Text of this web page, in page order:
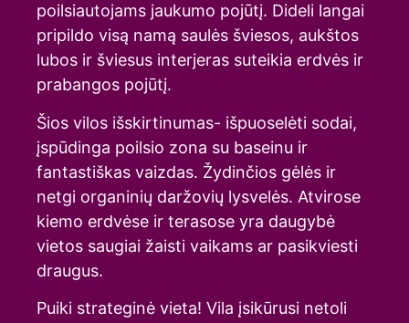
poilsiautojams jaukumo pojūtį. Dideli langai
pripildo visą namą saulės šviesos, aukštos
lubos ir šviesus interjeras suteikia erdvės ir
prabangos pojūtį.
Šios vilos išskirtinumas- išpuoselėti sodai,
įspūdinga poilsio zona su baseinu ir
fantastiškas vaizdas. Žydinčios gėlės ir
netgi organinių daržovių lysvelės. Atvirose
kiemo erdvėse ir terasose yra daugybė
vietos saugiai žaisti vaikams ar pasikviesti
draugus.
Puiki strateginė vieta! Vila įsikūrusi netoli